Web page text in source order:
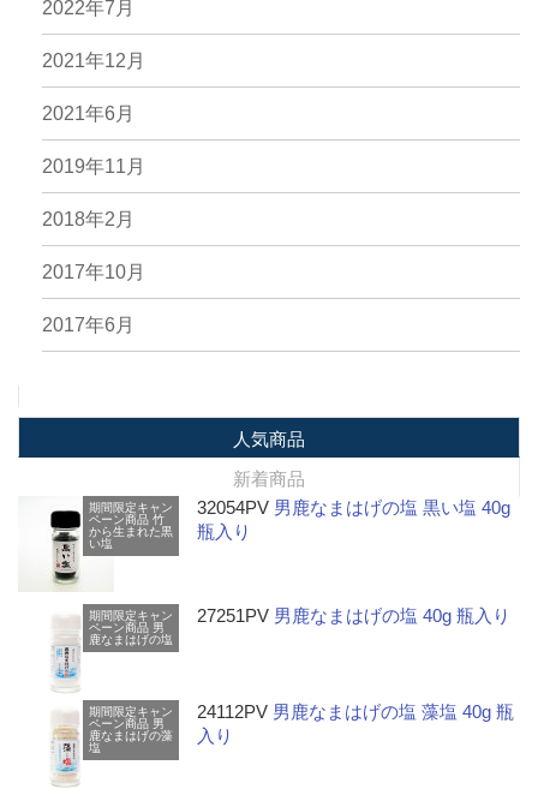
2022年7月
2021年12月
2021年6月
2019年11月
2018年2月
2017年10月
2017年6月
人気商品
新着商品
期間限定キャン
ペーン商品 竹
から生まれた黒
い塩
32054PV 男鹿なまはげの塩 黒い塩 40g
瓶入り
期間限定キャン
ペーン商品 男
鹿なまはげの塩
27251PV 男鹿なまはげの塩 40g 瓶入り
期間限定キャン
ペーン商品 男
鹿なまはげの藻
塩
24112PV 男鹿なまはげの塩 藻塩 40g 瓶
入り